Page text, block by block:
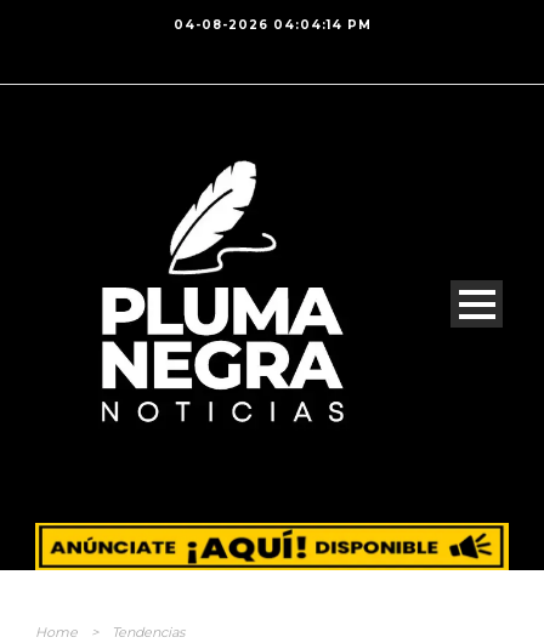
04-08-2026 04:04:14 PM
Home > Tendencias